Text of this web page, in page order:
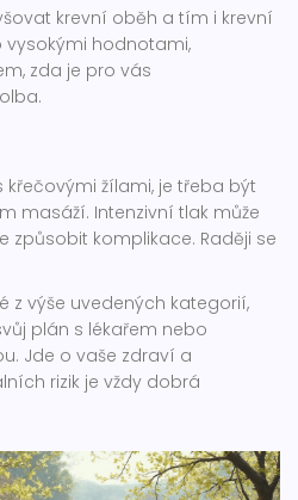
krevní oběh a tím i krevní
vysokými hodnotami,
zda je pro vás
žílami, je třeba být
masáží. Intenzivní tlak může
způsobit komplikace. Raději se
z výše uvedených kategorií,
plán s lékařem nebo
Jde o vaše zdraví a
rizik je vždy dobrá